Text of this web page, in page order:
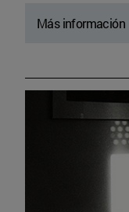
Más información